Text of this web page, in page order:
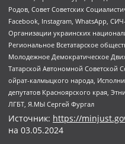
Родов, Совет Советских
Facebook, Instagram, WhatsApp,
Организации украинских
Региональное Всетатарское
Молодежное Демократическое
Татарской Автономной Советской
ойрат-калмыцкого народа,
депутатов Красноярского края,
ЛГБТ, Я.МЫ Сергей Фургал
Источник: https://
на 03.05.2024